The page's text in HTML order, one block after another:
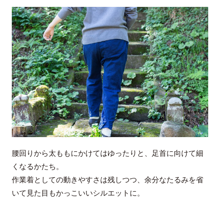
腰回りから太ももにかけてはゆったりと、足首に向けて細
くなるかたち。
作業着としての動きやすさは残しつつ、余分なたるみを省
いて見た目もかっこいいシルエットに。